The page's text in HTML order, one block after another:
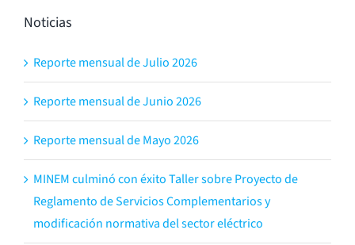
Noticias
Reporte mensual de Julio 2026
Reporte mensual de Junio 2026
Reporte mensual de Mayo 2026
MINEM culminó con éxito Taller sobre Proyecto de
Reglamento de Servicios Complementarios y
modificación normativa del sector eléctrico